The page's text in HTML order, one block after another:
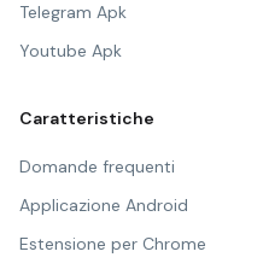
Telegram Apk
Youtube Apk
Caratteristiche
Domande frequenti
Applicazione Android
Estensione per Chrome